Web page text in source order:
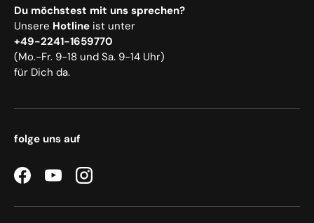
Du möchstest mit uns sprechen?
Unsere Hotline ist unter
+49-2241-1659770
(Mo.-Fr. 9-18 und Sa. 9-14 Uhr)
für Dich da.
folge uns auf
FacebookYouTubeInstagram